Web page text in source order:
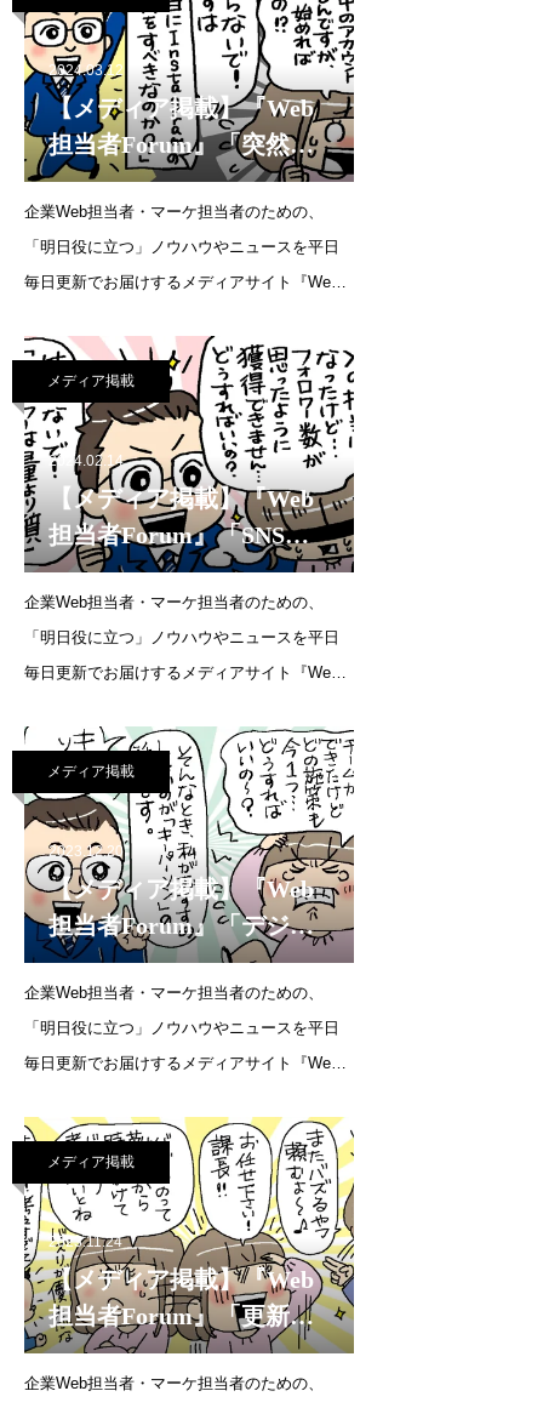
を起こさないためには
2024.03.12
【メディア掲載】『Web
担当者Forum』「突然
SNS担当になりました。
休眠中のInstagramアカウ
ントはありますが、何か
ら始めればいいです
企業Web担当者・マーケ担当者のための、
「明日役に立つ」ノウハウやニュースを平日
毎日更新でお届けするメディアサイト『Web
れました。連載企画：SNS運用の質問教室突
然SNS担当になりました。休眠中のInstagram
アカウン
メディア掲載
2024.02.14
【メディア掲載】『Web
担当者Forum』「SNS運
用の質問教室／フォロワ
ー数が思ったように獲得
できません……どうすれ
ばいいの？」（2024年2月
企業Web担当者・マーケ担当者のための、
「明日役に立つ」ノウハウやニュースを平日
毎日更新でお届けするメディアサイト『Web
りました。連載企画：SNS運用の質問教室フ
ォロワー数が思ったように獲得できませ
ん……どうすればいいの？
メディア掲載
2023.12.20
【メディア掲載】『Web
担当者Forum』「デジタ
ルマーケティングのキー
パーソンは誰？」（2023
年12月20日）
企業Web担当者・マーケ担当者のための、
「明日役に立つ」ノウハウやニュースを平日
毎日更新でお届けするメディアサイト『Web
画：やってはいけないWeb集客 6つの罠番外
編 デジタルマーケティングのキーパーソン
は誰？ht
メディア掲載
2023.11.24
【メディア掲載】『Web
担当者Forum』「更新頻
度は数カ月に1回
「新
陳代謝の悪いコンテン
企業Web担当者・マーケ担当者のための、